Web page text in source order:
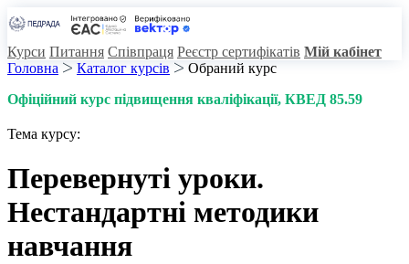
Курси Питання Співпраця Реєстр сертифікатів Мій кабінет
Головна
Каталог курсів
Обраний курс
Офіційний курс підвищення кваліфікації, КВЕД 85.59
Тема курсу:
Перевернуті уроки.
Нестандартні методики
навчання